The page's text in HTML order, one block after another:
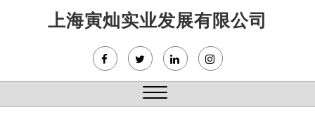
上海寅灿实业发展有限公司
Close